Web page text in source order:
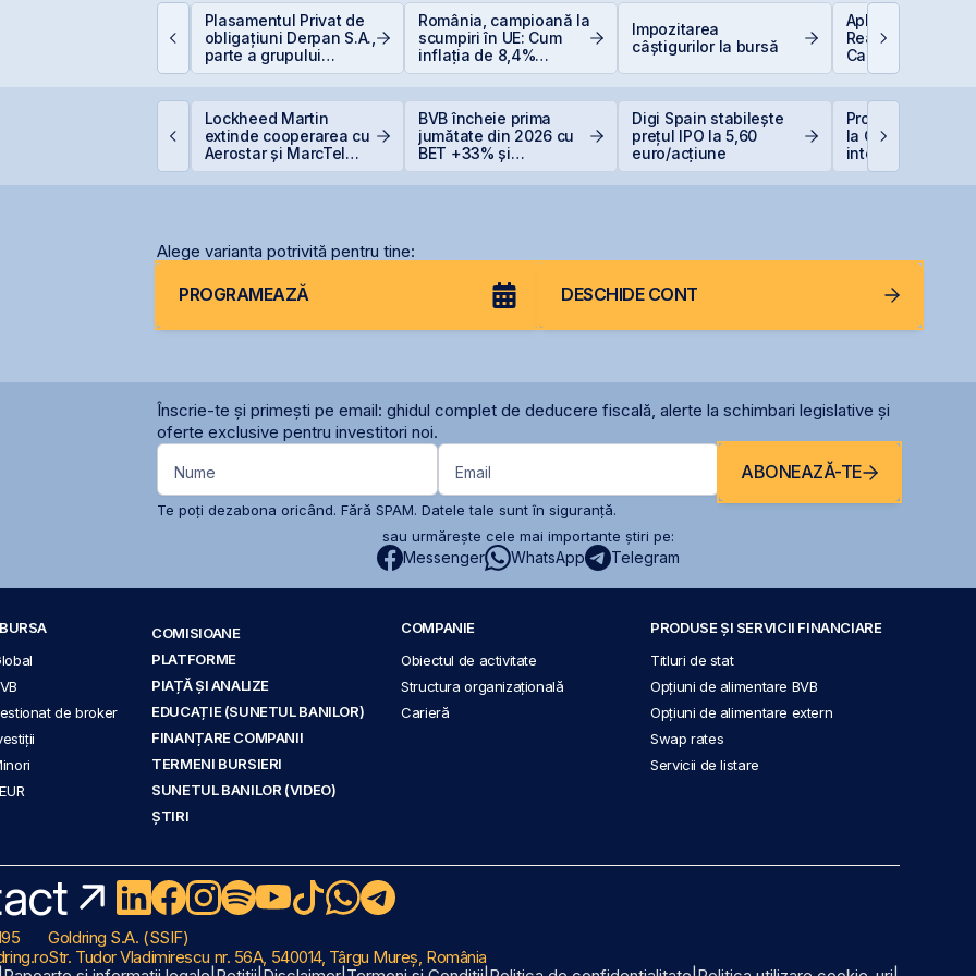
Plasamentul Privat de
obligațiuni Derpan S.A.,
parte a grupului
Golden Foods Snacks,
România, campioană la
scumpiri în UE: Cum
inflația de 8,4%
erodează bugetul și
Impozitarea
câștigurilor la bursă
Aplicații AI în
Reală: 10
Care Transformă
Industriile
Lockheed Martin
extinde cooperarea cu
Aerostar și MarcTel
BVB încheie prima
jumătate din 2026 cu
BET +33% și
Digi Spain stabilește
prețul IPO la 5,60
euro/acțiune
Producția
la Cernavodă,
integral din
secetei
Alege varianta potrivită pentru tine:
PROGRAMEAZĂ DESCHIDE CONT
Înscrie-te și primești pe email: ghidul complet de deducere fiscală, alerte la schimbari legislative și
oferte exclusive pentru investitori noi.
Nume Email ABONEAZĂ-TE
Te poți dezabona oricând. Fără SPAM. Datele tale sunt în siguranță.
sau urmărește cele mai importante știri pe:
Messenger WhatsApp Telegram
de broker
COMISIOANE
PLATFORME
PIAȚĂ ȘI ANALIZE
EDUCAȚIE (SUNETUL BANILOR)
FINANȚARE COMPANII
TERMENI BURSIERI
SUNETUL BANILOR (VIDEO)
ȘTIRI
COMPANIE
Obiectul de activitate
Structura organizațională
Carieră
PRODUSE ȘI SERVICII FINANCIARE
Titluri de stat
Opțiuni de alimentare BVB
Opțiuni de alimentare extern
Swap rates
Servicii de listare
Goldring S.A. (SSIF)
Str. Tudor Vladimirescu nr. 56A, 540014, Târgu Mureș, România